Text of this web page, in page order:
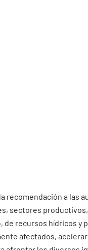
recomendación a las
sectores
de recursos hídricos y
afectados,